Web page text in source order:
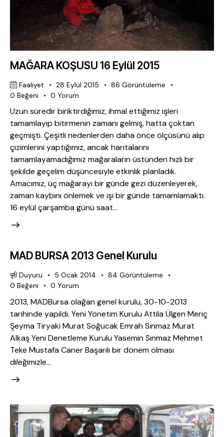
MAĞARA KOŞUSU 16 Eylül 2015
Faaliyet 28 Eylül 2015 86 Görüntüleme
0 Beğeni 0 Yorum
Uzun süredir biriktirdiğimiz, ihmal ettiğimiz işleri
tamamlayıp bitirmenin zamanı gelmiş, hatta çoktan
geçmişti. Çeşitli nedenlerden daha önce ölçüsünü alıp
çizimlerini yaptığımız, ancak haritalarını
tamamlayamadığımız mağaraların üstünden hızlı bir
şekilde geçelim düşüncesiyle etkinlik planladık.
Amacımız, üç mağarayı bir günde gezi düzenleyerek,
zaman kaybını önlemek ve işi bir günde tamamlamaktı.
16 eylül çarşamba günü saat…
MAD BURSA 2013 Genel Kurulu
Duyuru 5 Ocak 2014 84 Görüntüleme
0 Beğeni 0 Yorum
2013, MADBursa olağan genel kurulu, 30-10-2013
tarihinde yapıldı. Yeni Yönetim Kurulu Attila Ülgen Meriç
Şeyma Tiryaki Murat Soğucak Emrah Sınmaz Murat
Alkaş Yeni Denetleme Kurulu Yasemin Sınmaz Mehmet
Teke Mustafa Caner Başarılı bir dönem olması
dileğimizle…